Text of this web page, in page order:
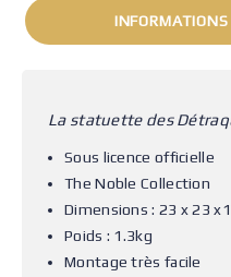
La statuette des
Sous licence officielle
The Noble Collection
Dimensions : 23 x 23
Poids : 1.3kg
Montage très facile